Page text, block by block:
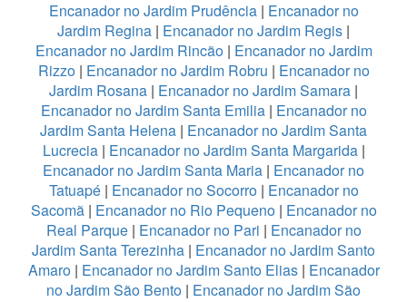
Encanador no Jardim Prudência| Encanador no
Jardim Regina | Encanador no Jardim Regis |
Encanador no Jardim Rincão| Encanador no Jardim
Rizzo| Encanador no Jardim Robru | Encanador no
Jardim Rosana | Encanador no Jardim Samara |
Encanador no Jardim Santa Emilia| Encanador no
Jardim Santa Helena | Encanador no Jardim Santa
Lucrecia| Encanador no Jardim Santa Margarida|
Encanador no Jardim Santa Maria | Encanador no
Tatuapé| Encanador no Socorro| Encanador no
Sacomã| Encanador no Rio Pequeno| Encanador no
Real Parque| Encanador no Pari | Encanador no
Jardim Santa Terezinha | Encanador no Jardim Santo
Amaro| Encanador no Jardim Santo Elias| Encanador
no Jardim São Bento | Encanador no Jardim São